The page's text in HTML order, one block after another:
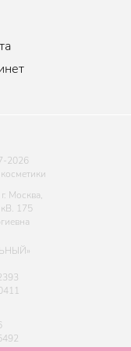
2026
Москва,
175